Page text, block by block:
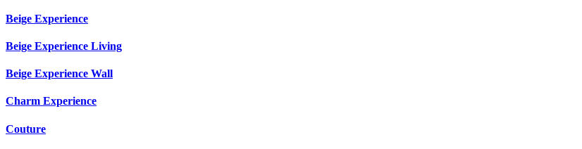
Beige Experience
Beige Experience Living
Beige Experience Wall
Charm Experience
Couture